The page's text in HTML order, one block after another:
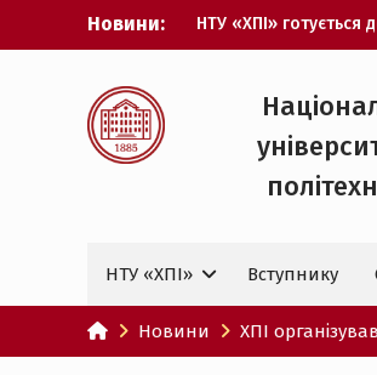
Новини:
НТУ «ХПІ» готується
ректора
Всеукраїнський
ХПІ уклав угоду про
ДержНДІ технологій
Випускник ХПІ став
У Верховній Раді за
обговорили
іспанського
партнерства
НТУ «ХПІ» Вступнику
Новини ХПІ